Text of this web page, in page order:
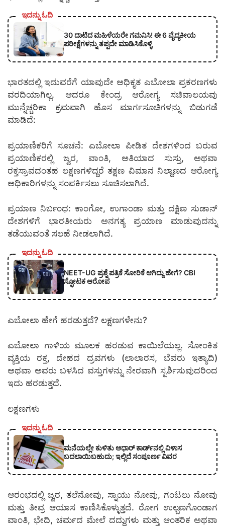
ಇದನ್ನು ಓದಿ
30 ದಾಟಿದ ಮಹಿಳೆಯರೇ ಗಮನಿಸಿ! ಈ 6 ವೈದ್ಯಕೀಯ
ಪರೀಕ್ಷೆಗಳನ್ನು ತಪ್ಪದೇ ಮಾಡಿಸಿಕೊಳ್ಳಿ
ಭಾರತದಲ್ಲಿ ಇದುವರೆಗೆ ಯಾವುದೇ ಅಧಿಕೃತ ಎಬೋಲಾ ಪ್ರಕರಣಗಳು
ವರದಿಯಾಗಿಲ್ಲ. ಆದರೂ ಕೇಂದ್ರ ಆರೋಗ್ಯ ಸಚಿವಾಲಯವು
ಮುನ್ನೆಚ್ಚರಿಕಾ ಕ್ರಮವಾಗಿ ಹೊಸ ಮಾರ್ಗಸೂಚಿಗಳನ್ನು ಬಿಡುಗಡೆ
ಮಾಡಿದೆ:
ಪ್ರಯಾಣಿಕರಿಗೆ ಸೂಚನೆ: ಎಬೋಲಾ ಪೀಡಿತ ದೇಶಗಳಿಂದ ಬರುವ
ಪ್ರಯಾಣಿಕರಲ್ಲಿ ಜ್ವರ, ವಾಂತಿ, ಅತಿಯಾದ ಸುಸ್ತು, ಅಥವಾ
ರಕ್ತಸ್ರಾವದಂತಹ ಲಕ್ಷಣಗಳಿದ್ದರೆ ತಕ್ಷಣ ವಿಮಾನ ನಿಲ್ದಾಣದ ಆರೋಗ್ಯ
ಅಧಿಕಾರಿಗಳನ್ನು ಸಂಪರ್ಕಿಸಲು ಸೂಚಿಸಲಾಗಿದೆ.
ಪ್ರಯಾಣ ನಿರ್ಬಂಧ: ಕಾಂಗೋ, ಉಗಾಂಡಾ ಮತ್ತು ದಕ್ಷಿಣ ಸುಡಾನ್
ದೇಶಗಳಿಗೆ ಭಾರತೀಯರು ಅನಗತ್ಯ ಪ್ರಯಾಣ ಮಾಡುವುದನ್ನು
ತಡೆಯುವಂತೆ ಸಲಹೆ ನೀಡಲಾಗಿದೆ.
ಇದನ್ನು ಓದಿ
NEET-UG ಪ್ರಶ್ನೆ ಪತ್ರಿಕೆ ಸೋರಿಕೆ ಆಗಿದ್ದು ಹೇಗೆ? CBI
ಸ್ಫೋಟಕ ಆರೋಪ
ಎಬೋಲಾ ಹೇಗೆ ಹರಡುತ್ತದೆ? ಲಕ್ಷಣಗಳೇನು?
ಎಬೋಲಾ ಗಾಳಿಯ ಮೂಲಕ ಹರಡುವ ಕಾಯಿಲೆಯಲ್ಲ. ಸೋಂಕಿತ
ವ್ಯಕ್ತಿಯ ರಕ್ತ, ದೇಹದ ದ್ರವಗಳು (ಲಾಲಾರಸ, ಬೆವರು ಇತ್ಯಾದಿ)
ಅಥವಾ ಅವರು ಬಳಸಿದ ವಸ್ತುಗಳನ್ನು ನೇರವಾಗಿ ಸ್ಪರ್ಶಿಸುವುದರಿಂದ
ಇದು ಹರಡುತ್ತದೆ.
ಲಕ್ಷಣಗಳು
ಇದನ್ನು ಓದಿ
ಮನೆಯಲ್ಲೇ ಕುಳಿತು ಆಧಾರ್ ಕಾರ್ಡ್‌ನಲ್ಲಿ ವಿಳಾಸ
ಬದಲಾಯಿಬಹುದು; ಇಲ್ಲಿದೆ ಸಂಪೂರ್ಣ ವಿವರ
ಆರಂಭದಲ್ಲಿ ಜ್ವರ, ತಲೆನೋವು, ಸ್ನಾಯು ನೋವು, ಗಂಟಲು ನೋವು
ಮತ್ತು ತೀವ್ರ ಆಯಾಸ ಕಾಣಿಸಿಕೊಳ್ಳುತ್ತದೆ. ರೋಗ ಉಲ್ಬಣಗೊಂಡಾಗ
ವಾಂತಿ, ಭೇದಿ, ಚರ್ಮದ ಮೇಲೆ ದದ್ದುಗಳು ಮತ್ತು ಆಂತರಿಕ ಅಥವಾ